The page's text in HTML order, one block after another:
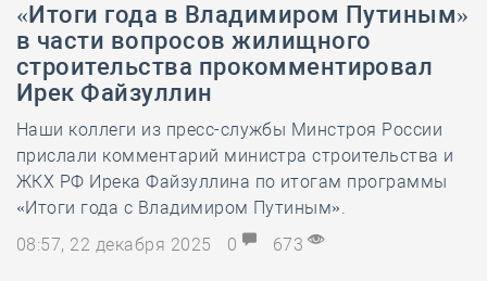
«Итоги года в Владимиром Путиным»
в части вопросов жилищного
строительства прокомментировал
Ирек Файзуллин
Наши коллеги из пресс-службы Минстроя России
прислали комментарий министра строительства и
ЖКХ РФ Ирека Файзуллина по итогам программы
«Итоги года с Владимиром Путиным».
08:57, 22 декабря 2025
0 673